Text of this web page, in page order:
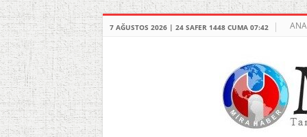
7 AĞUSTOS 2026 | 24 SAFER 1448 CUMA 07:42